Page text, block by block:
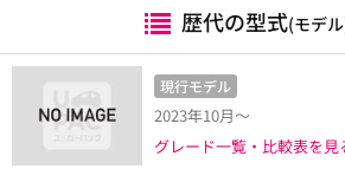
歴代の型式(モデ
現行モデル
2023年10月～
グレード一覧・比較表を見